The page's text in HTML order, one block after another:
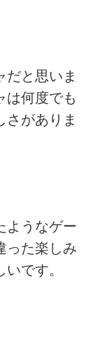
だと思いま
は何度でも
がありま
ようなゲー
った楽しみ
です。